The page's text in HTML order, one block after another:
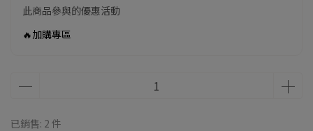
此商品參與的優惠活動
🔥加購專區
已銷售: 2 件